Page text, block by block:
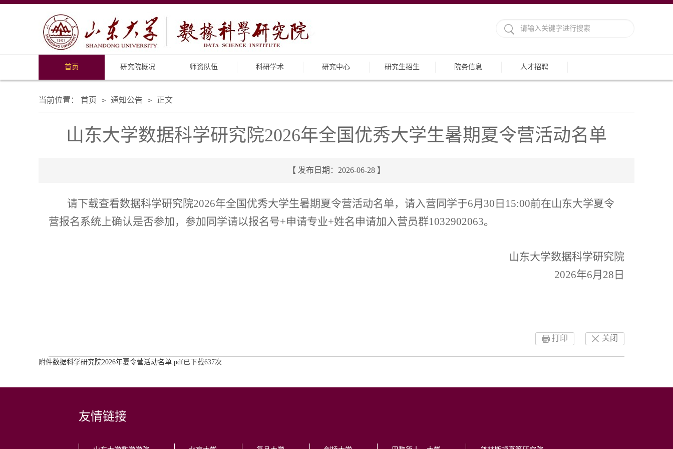
首页 研究院概况 师资队伍 科研学术 研究中心 研究生招生 院务信息 人才招聘
当前位置： 首页 > 通知公告 > 正文
山东大学数据科学研究院2026年全国优秀大学生暑期夏令营活动名单
【 发布日期：2026-06-28 】
请下载查看数据科学研究院2026年全国优秀大学生暑期夏令营活动名单，请入营同学于6月30日15:00前在山东大学夏令
营报名系统上确认是否参加，参加同学请以报名号+申请专业+姓名申请加入营员群1032902063。
山东大学数据科学研究院
2026年6月 28日
关闭
打印
附件数据科学研究院2026年夏令营活动名单.pdf已下载637次
友情链接